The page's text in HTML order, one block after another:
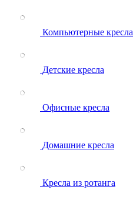
Компьютерные кресла
Детские кресла
Офисные кресла
Домашние кресла
Кресла из ротанга